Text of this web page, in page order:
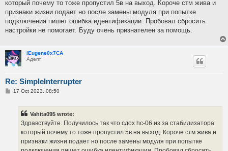
который почему то тоже пропустил 5в на выход. Короче стм жива и
признаки жизни подает но после замены модуля при попытке
подключения пишет ошибка идентификации. Пробовал сбросить
настройки не помогает. Буду очень признателен за помощь.
iEugene0x7CA
Адепт
Re: SimpleInterrupter
P17 Oct 2023, 08:50
Vahita095 wrote:
Здравствуйте. Получилось так что сдох hc-06 из за стабилизатора
который почему то тоже пропустил 5в на выход. Короче стм жива и
признаки жизни подает но после замены модуля при попытке